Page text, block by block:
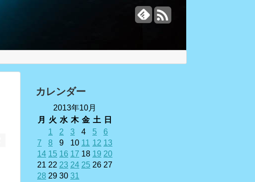
カレンダー
2013年10月
月
火 水 木 金 土 日
1 2 3 4 5
6
7
8 9 10 11 12 13
14 15 16 17 18 19 20
21 22 23 24 25 26 27
28 29 30 31